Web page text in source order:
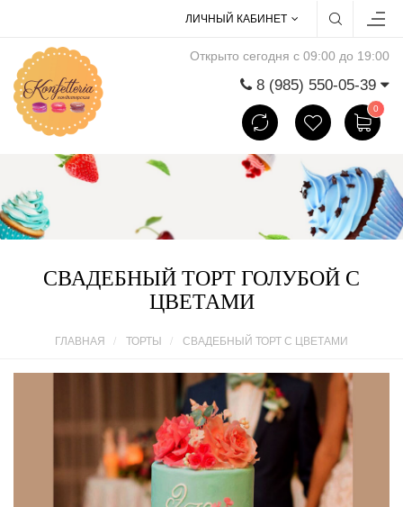
ЛИЧНЫЙ КАБИНЕТ
Открыто сегодня с 09:00 до 19:00
8 (985) 550-05-39
0
СВАДЕБНЫЙ ТОРТ ГОЛУБОЙ С
ЦВЕТАМИ
ГЛАВНАЯ ТОРТЫ СВАДЕБНЫЙ ТОРТ С ЦВЕТАМИ